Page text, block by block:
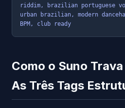
riddim, brazilian portuguese
urban brazilian, modern
BPM, club ready
Como o Suno
As Três Tags